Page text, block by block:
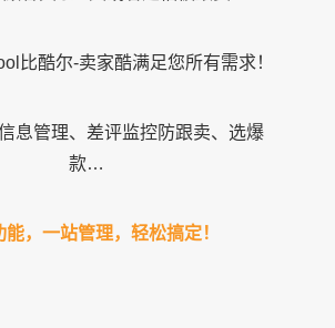
比酷尔-卖家酷满足您所有需求！
息管理、差评监控防跟卖、选爆
款…
能，一站管理，轻松搞定！